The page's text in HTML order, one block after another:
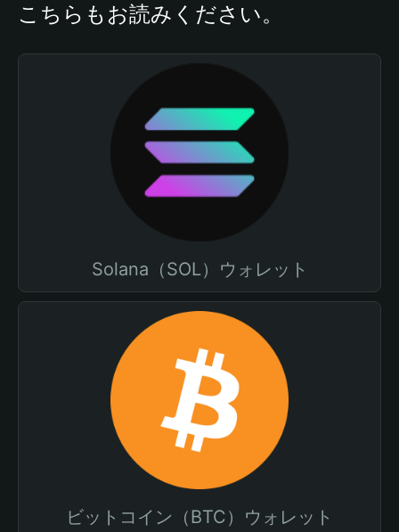
こちらもお読みください。
Solana（SOL）ウォレット
ビットコイン（BTC）ウォレット